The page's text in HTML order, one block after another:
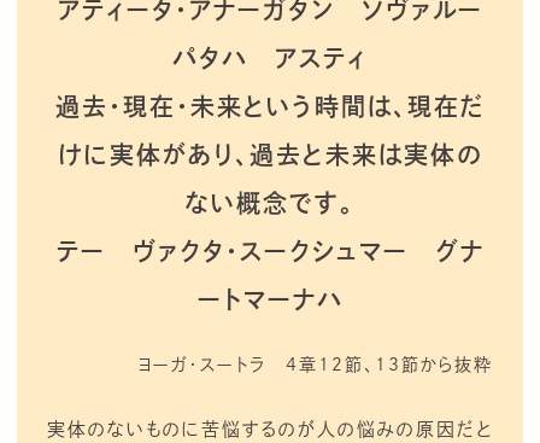
アティータ・アナーガタン ソヴァルー
パタハ アスティ
過去・現在・未来という時間は、現在だ
けに実体があり、過去と未来は実体の
ない概念です。
テー ヴァクタ・スークシュマー グナ
ートマーナハ
ヨーガ・スートラ 4章12節、13節から抜粋
実体のないものに苦悩するのが人の悩みの原因だと